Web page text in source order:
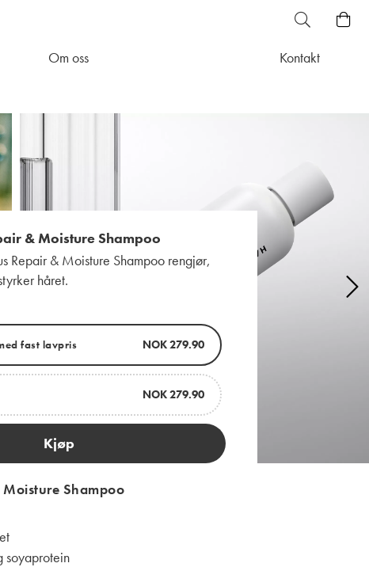
Om oss Kontakt
& Moisture Shampoo
Repair & Moisture Shampoo rengjør,
håret.
fast lavpris NOK 279.90
NOK 279.90
Kjøp
Shampoo
soyaprotein